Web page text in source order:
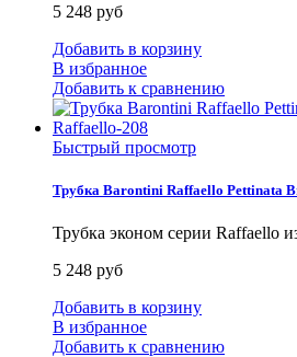
5 248 руб
Добавить в корзину
В избранное
Добавить к сравнению
Быстрый просмотр
Трубка Barontini Raffaello Pettinata
Трубка эконом серии Raffaello
5 248 руб
Добавить в корзину
В избранное
Добавить к сравнению